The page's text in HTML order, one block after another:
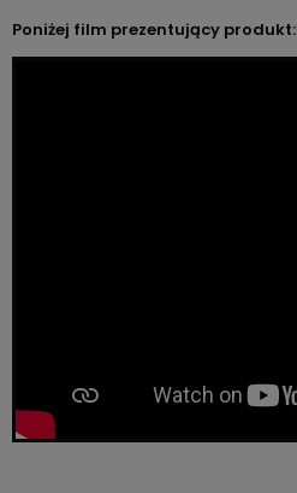
Poniżej film prezentujący produkt: